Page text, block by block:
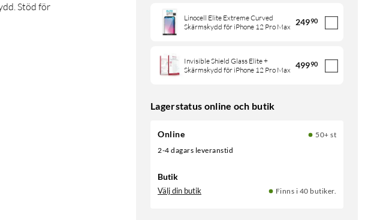
Linocell Elite Extreme Curved
Skärmskydd för iPhone 12 Pro Max
24990
Invisible Shield Glass Elite +
Skärmskydd för iPhone 12 Pro Max 49990
Lagerstatus online och butik
Online
50+ st
2-4 dagars leveranstid
Butik
Välj din butik Finns i 40 butiker.
Stöd för